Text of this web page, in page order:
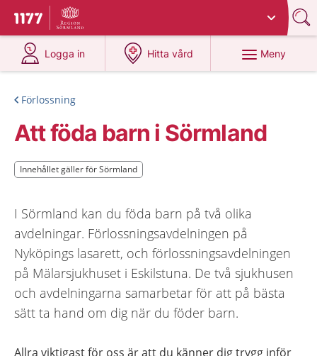
Till startsidan för 1177
Du har valt region
Logga in
på 1177.se
Hitta vård
på 1177.se
Meny
Förlossning
Att föda barn i Sörmland
Innehållet gäller för Sörmland
Innehållet gäller för Sörmland
I Sörmland kan du föda barn på två olika
avdelningar. Förlossningsavdelningen på
Nyköpings lasarett, och förlossningsavdelningen
på Mälarsjukhuset i Eskilstuna. De två sjukhusen
och avdelningarna samarbetar för att på bästa
sätt ta hand om dig när du föder barn.
Allra viktigast för oss är att du känner dig trygg inför